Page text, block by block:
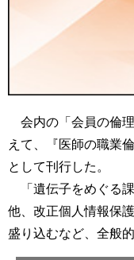
会内の「会員の倫
えて、『医師の職業
として刊行した。
「遺伝子をめぐる
他、改正個人情報保
盛り込むなど、全般